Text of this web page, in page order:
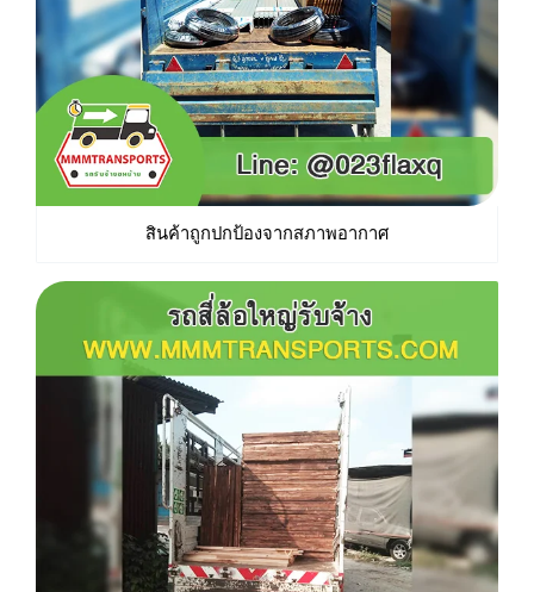
สินค้าถูกปกป้องจากสภาพอากาศ